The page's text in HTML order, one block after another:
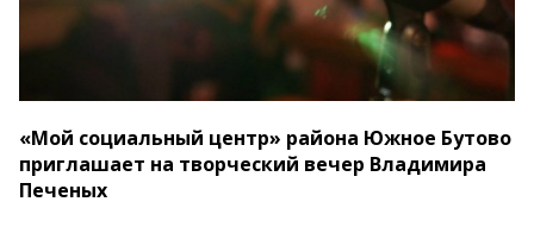
«Мой социальный центр» района Южное Бутово
приглашает на творческий вечер Владимира
Печеных